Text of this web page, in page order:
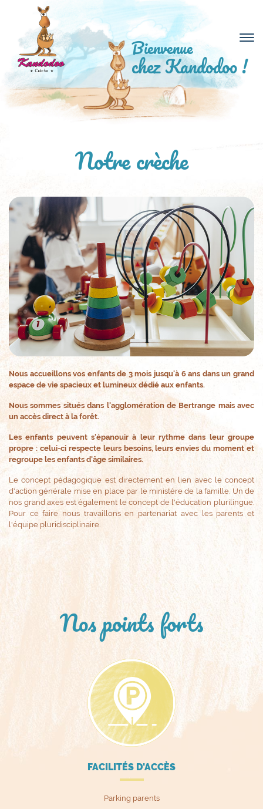
Bienvenue
chez Kandodoo !
Notre crèche
Nous accueillons vos enfants de 3 mois jusqu'à 6 ans dans un grand
espace de vie spacieux et lumineux dédié aux enfants.
Nous sommes situés dans l'agglomération de Bertrange mais avec
un accès direct à la forêt.
Les enfants peuvent s'épanouir à leur rythme dans leur groupe
propre : celui-ci respecte leurs besoins, leurs envies du moment et
regroupe les enfants d'âge similaires.
Le concept pédagogique est directement en lien avec le concept
d'action générale mise en place par le ministère de la famille. Un de
nos grand axes est également le concept de l'éducation plurilingue.
Pour ce faire nous travaillons en partenariat avec les parents et
l'équipe pluridisciplinaire.
Nos points forts
FACILITÉS D'ACCÈS
Parking parents